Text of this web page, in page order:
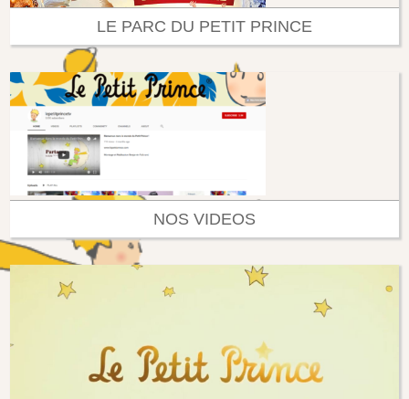
LE PARC DU PETIT PRINCE
NOS VIDEOS